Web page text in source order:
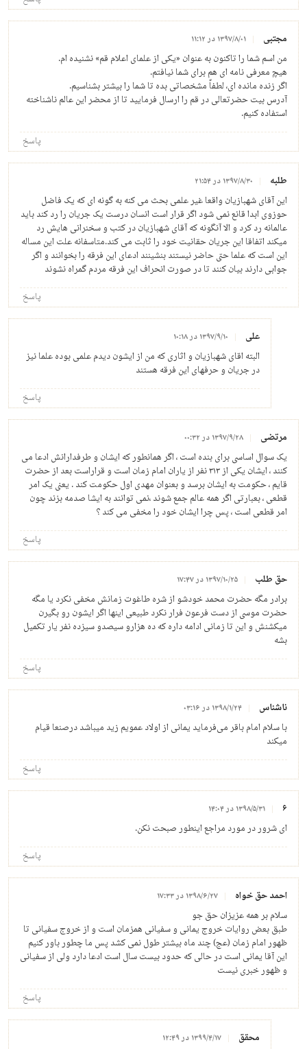
مجتبی ۱۳۹۷/۸/۰۱ در ۱۱:۱۲
من اسم شما را تاکنون به عنوان «يکی از علمای اعلام قم» نشنيده ام.
هيچ معرفی نامه ای هم برای شما نيافتم.
اگر زنده مانده ای، لطفاً مشخصاتی بده تا شما را بيشتر بشناسيم.
آدرس بيت حضرتعالی در قم را ارسال فرماييد تا از محضر اين عالم ناشناخته
استفاده کنيم.
پاسخ
طلبه ۱۳۹۷/۸/۳۰ در ۲۱:۵۴
این آقای شهبازیان واقعا غیر علمی بحث می کنه به گونه ای که یک فاضل
حوزوی ابدا قانع نمی شود اگر قرار است انسان درست یک جریان را رد کند باید
عالمانه رد کرد و الا آنگونه که آقای شهبازیان در کتب و سخنرانی هایش رد
میکند اتفاقا این جریان حقانیت خود را ثابت می کند.متاسفانه علت این مساله
این است که علما حتی حاضر نیستند بنشینند ادعای این فرقه را بخوانند و اگر
جوابی دارند بیان کنند تا در صورت انحراف این فرقه مردم گمراه نشوند
پاسخ
علی ۱۳۹۷/۹/۱۰ در ۱۰:۱۸
البته اقای شهبازیان و اثاری که من از ایشون دیدم علمی بوده علما نیز
در جریان و حرفهای این فرقه هستند
پاسخ
مرتضی ۱۳۹۷/۹/۲۸ در ۰۰:۳۲
یک سوال اساسی برای بنده است ، اگر همانطور که ایشان و طرفدارانش ادعا می
کنند ، ایشان یکی از ۳۱۳ نفر از یاران امام زمان است و قراراست بعد از حضرت
قایم ، حکومت به ایشان برسد و بعنوان مهدی اول حکومت کند . یعنی یک امر
قطعی ، بعبارتی اگر همه عالم جمع شوند ،نمی توانند به ایشا صدمه بزند چون
امر قطعی است ، پس چرا ایشان خود را مخفی می کند ؟
پاسخ
حق طلب ۱۳۹۷/۱۰/۲۵ در ۱۷:۴۷
برادر مگه حضرت محمد خودشو از شره طاغوت زمانش مخفی نکرد یا مگه
حضرت موسی از دست فرعون فرار نکرد طبیعی اینها اگر ایشون رو بگیرن
میکشنش و این تا زمانی ادامه داره که ده هزارو سیصدو سیزده نفر یار تکمیل
بشه
پاسخ
ناشناس ۱۳۹۸/۱/۲۴ در ۰۳:۱۶
با سلام امام باقر می‌فرماید یمانی از اولاد عمویم زید میباشد درصنعا قیام
میکند
پاسخ
۶ ۱۳۹۸/۵/۳۱ در ۱۴:۰۴
ای شرور در مورد مراجع اینطور صبحت نکن.
پاسخ
احمد حق خواه ۱۳۹۸/۶/۲۷ در ۱۷:۳۳
سلام بر همه عزیزان حق جو
طبق بعض روایات خروج یمانی و سفیانی همزمان است و از خروج سفیانی تا
ظهور امام زمان (عج) چند ماه بیشتر طول نمی کشد پس ما چطور باور کنیم
این آقا یمانی است در حالی که حدود بیست سال است ادعا دارد ولی از سفیانی
و ظهور خبری نیست
پاسخ
محقق ۱۳۹۹/۴/۱۷ در ۱۲:۴۹